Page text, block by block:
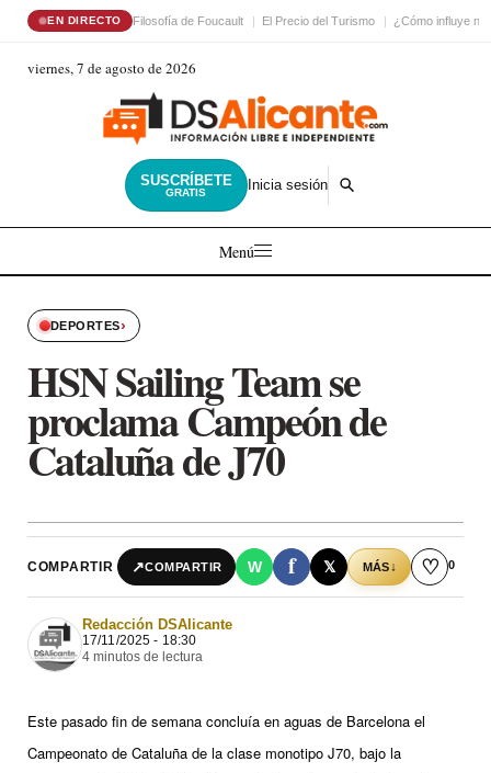
EN DIRECTO Filosofía de Foucault El Precio del Turismo ¿Cómo influye
viernes, 7 de agosto de 2026
SUSCRÍBETE
GRATIS Inicia sesión
Menú
DEPORTES›
HSN Sailing Team se
proclama Campeón de
Cataluña de J70
COMPARTIR ↗COMPARTIR W f 𝕏 MÁS↓ ♡ 0
Redacción DSAlicante
17/11/2025 - 18:30
4 minutos de lectura
Este pasado fin de semana concluía en aguas de Barcelona el
Campeonato de Cataluña de la clase monotipo J70, bajo la